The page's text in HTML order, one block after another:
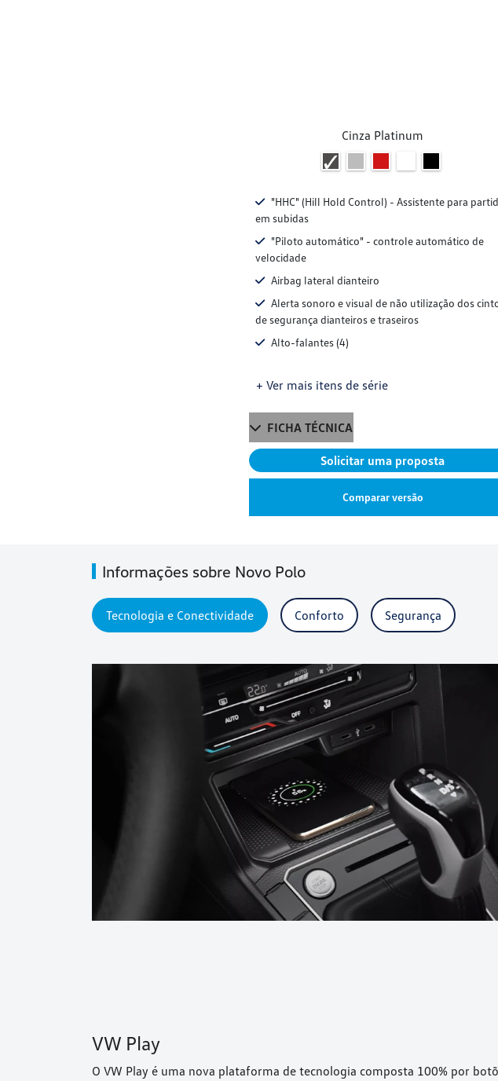
Cinza Platinum
"HHC" (Hill Hold Control) - Assistente para
em subidas
"Piloto automático" - controle automático de
velocidade
Airbag lateral dianteiro
Alerta sonoro e visual de não utilização dos
de segurança dianteiros e traseiros
Alto-falantes (4)
+ Ver mais itens de série
FICHA TÉCNICA
Solicitar uma proposta
Comparar versão
Informações sobre Novo Polo
Tecnologia e Conectividade Conforto Segurança
VW Play
O VW Play é uma nova plataforma de tecnologia composta 100% por